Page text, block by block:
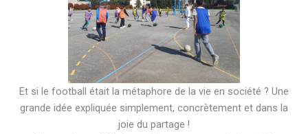
Et si le football était la métaphore de la vie en société ? Une
grande idée expliquée simplement, concrètement et dans la
joie du partage !